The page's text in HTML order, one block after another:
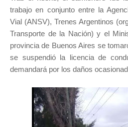
trabajo en conjunto entre la
Vial (ANSV), Trenes Argentinos
Transporte de la Nación) y el
provincia de Buenos Aires se
se suspendió la licencia de
demandará por los daños